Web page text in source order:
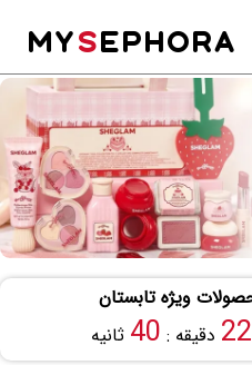
MYSEPHORA
22 دقیقه : 40 ثانیه